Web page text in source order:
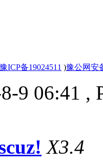
豫ICP备19024511 )豫公网安
9 06:41 ,
X3.4